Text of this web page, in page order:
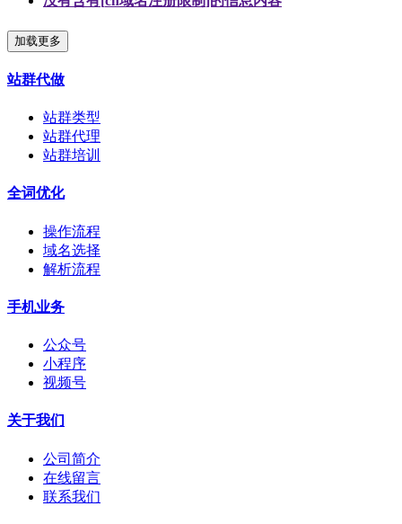
加载更多
站群代做
站群类型
站群代理
站群培训
全词优化
操作流程
域名选择
解析流程
手机业务
公众号
小程序
视频号
关于我们
公司简介
在线留言
联系我们